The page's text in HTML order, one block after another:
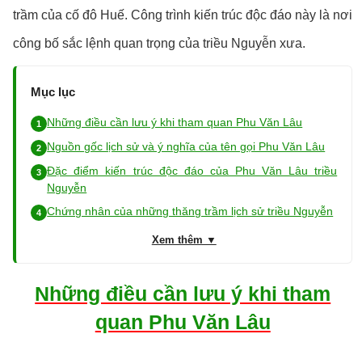
trầm của cố đô Huế. Công trình kiến trúc độc đáo này là nơi
công bố sắc lệnh quan trọng của triều Nguyễn xưa.
Mục lục
Những điều cần lưu ý khi tham quan Phu Văn Lâu
Nguồn gốc lịch sử và ý nghĩa của tên gọi Phu Văn Lâu
Đặc điểm kiến trúc độc đáo của Phu Văn Lâu triều
Nguyễn
Chứng nhân của những thăng trầm lịch sử triều Nguyễn
Xem thêm ▼
Những điều cần lưu ý khi tham
quan Phu Văn Lâu